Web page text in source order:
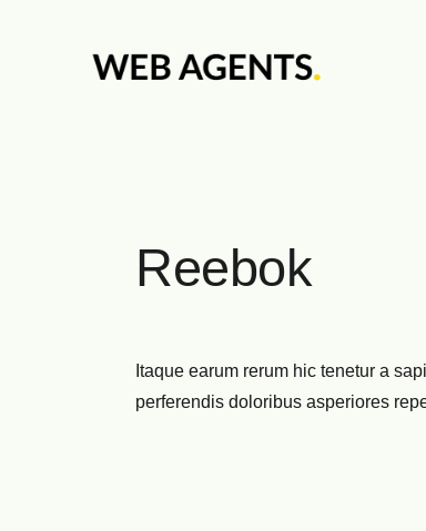
Reebok
Itaque earum rerum hic tenetur a
perferendis doloribus asperiores